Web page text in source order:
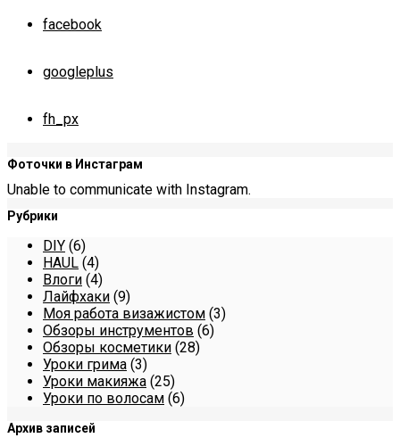
facebook
googleplus
fh_px
Фоточки в Инстаграм
Unable to communicate with Instagram.
Рубрики
DIY (6)
HAUL (4)
Влоги (4)
Лайфхаки (9)
Моя работа визажистом (3)
Обзоры инструментов (6)
Обзоры косметики (28)
Уроки грима (3)
Уроки макияжа (25)
Уроки по волосам (6)
Архив записей